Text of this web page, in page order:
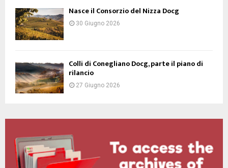
Nasce il Consorzio del Nizza Docg
30 Giugno 2026
Colli di Conegliano Docg, parte il piano di
rilancio
27 Giugno 2026